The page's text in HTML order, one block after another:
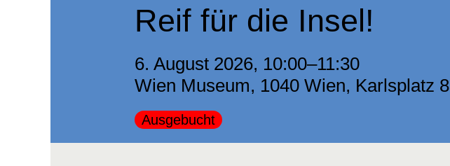
Reif für die Insel!
6. August 2026, 10:00–11:30
Wien Museum, 1040 Wien, Karlsplatz 8
Kategorie:
Ausgebucht